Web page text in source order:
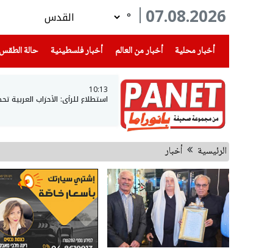
07.08.2026
°
أخبار محلية
(current) أخبار من العالم أخبار فلسطينية(current) حالة الطقس
10:13
استطلاع للرأي: الأحزاب العربية تحصل على 15 مقعدا ان خاضت
الرئيسية أخبار